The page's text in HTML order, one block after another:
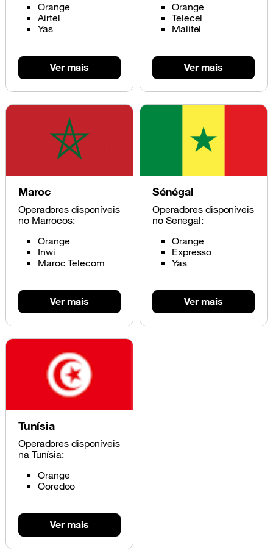
Orange
Airtel
Yas
Ver mais
Orange
Telecel
Malitel
Ver mais
Maroc
Operadores disponíveis
no Marrocos:
Orange
Inwi
Maroc Telecom
Ver mais
Sénégal
Operadores disponíveis
no Senegal:
Orange
Expresso
Yas
Ver mais
Tunísia
Operadores disponíveis
na Tunísia:
Orange
Ooredoo
Ver mais